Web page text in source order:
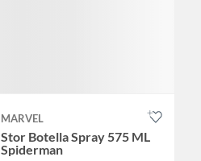
MARVEL
Stor Botella Spray 575 ML
Spiderman